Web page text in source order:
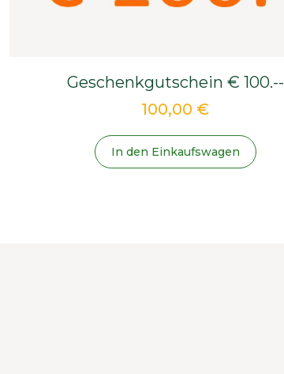
Geschenkgutschein € 100.--
100,00 €
In den Einkaufswagen